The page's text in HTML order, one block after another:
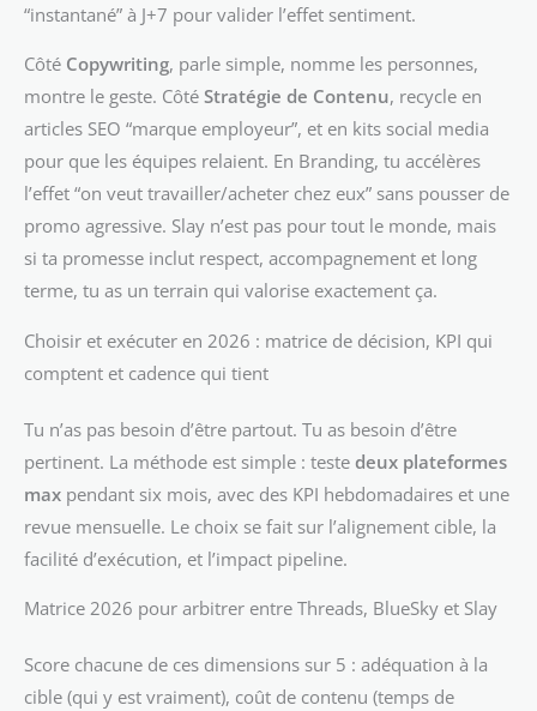
“instantané” à J+7 pour valider l’effet sentiment.
Côté Copywriting, parle simple, nomme les personnes,
montre le geste. Côté Stratégie de Contenu, recycle en
articles SEO “marque employeur”, et en kits social media
pour que les équipes relaient. En Branding, tu accélères
l’effet “on veut travailler/acheter chez eux” sans pousser de
promo agressive. Slay n’est pas pour tout le monde, mais
si ta promesse inclut respect, accompagnement et long
terme, tu as un terrain qui valorise exactement ça.
Choisir et exécuter en 2026 : matrice de décision, KPI qui
comptent et cadence qui tient
Tu n’as pas besoin d’être partout. Tu as besoin d’être
pertinent. La méthode est simple : teste deux plateformes
max pendant six mois, avec des KPI hebdomadaires et une
revue mensuelle. Le choix se fait sur l’alignement cible, la
facilité d’exécution, et l’impact pipeline.
Matrice 2026 pour arbitrer entre Threads, BlueSky et Slay
Score chacune de ces dimensions sur 5 : adéquation à la
cible (qui y est vraiment), coût de contenu (temps de